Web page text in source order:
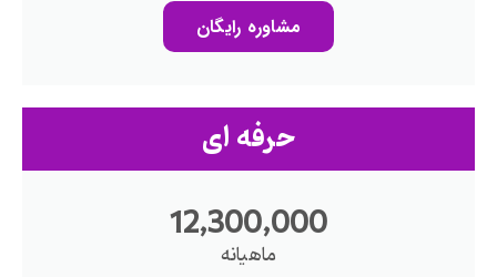
مشاوره رایگان
حرفه ای
12,300,000
ماهیانه